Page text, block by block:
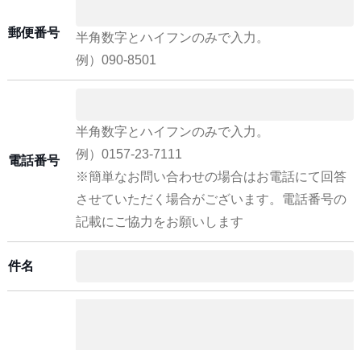
郵便番号
半角数字とハイフンのみで入力。
例）090-8501
電話番号
半角数字とハイフンのみで入力。
例）0157-23-7111
※簡単なお問い合わせの場合はお電話にて回答
させていただく場合がございます。電話番号の
記載にご協力をお願いします
件名